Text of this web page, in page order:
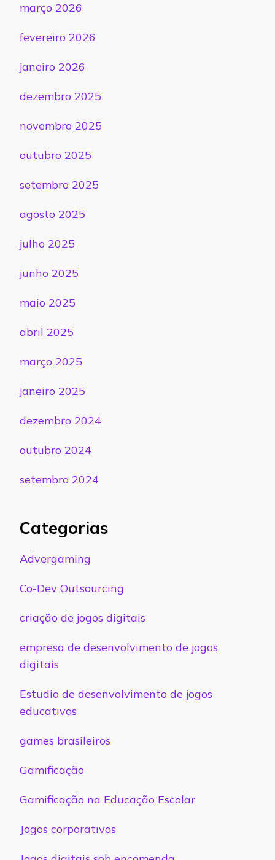
março 2026
fevereiro 2026
janeiro 2026
dezembro 2025
novembro 2025
outubro 2025
setembro 2025
agosto 2025
julho 2025
junho 2025
maio 2025
abril 2025
março 2025
janeiro 2025
dezembro 2024
outubro 2024
setembro 2024
Categorias
Advergaming
Co-Dev Outsourcing
criação de jogos digitais
empresa de desenvolvimento de jogos
digitais
Estudio de desenvolvimento de jogos
educativos
games brasileiros
Gamificação
Gamificação na Educação Escolar
Jogos corporativos